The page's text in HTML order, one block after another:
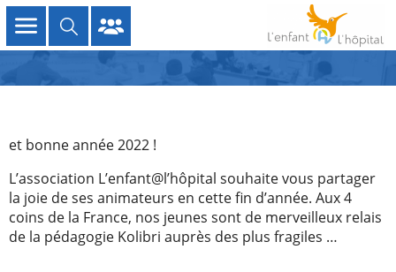
et bonne année 2022 !
L’association L’enfant@l’hôpital souhaite vous partager
la joie de ses animateurs en cette fin d’année. Aux 4
coins de la France, nos jeunes sont de merveilleux relais
de la pédagogie Kolibri auprès des plus fragiles …